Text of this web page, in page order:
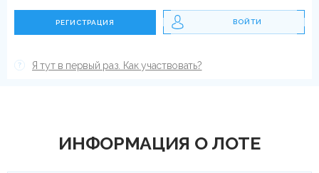
РЕГИСТРАЦИЯ ВОЙТИ
Я тут в первый раз. Как участвовать?
ИНФОРМАЦИЯ О ЛОТЕ